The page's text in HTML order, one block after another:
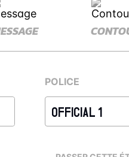
POLICE
OFFICIAL 1